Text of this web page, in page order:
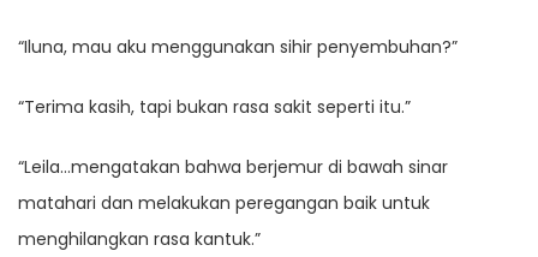
“Iluna, mau aku menggunakan sihir penyembuhan?”
“Terima kasih, tapi bukan rasa sakit seperti itu.”
“Leila…mengatakan bahwa berjemur di bawah sinar
matahari dan melakukan peregangan baik untuk
menghilangkan rasa kantuk.”